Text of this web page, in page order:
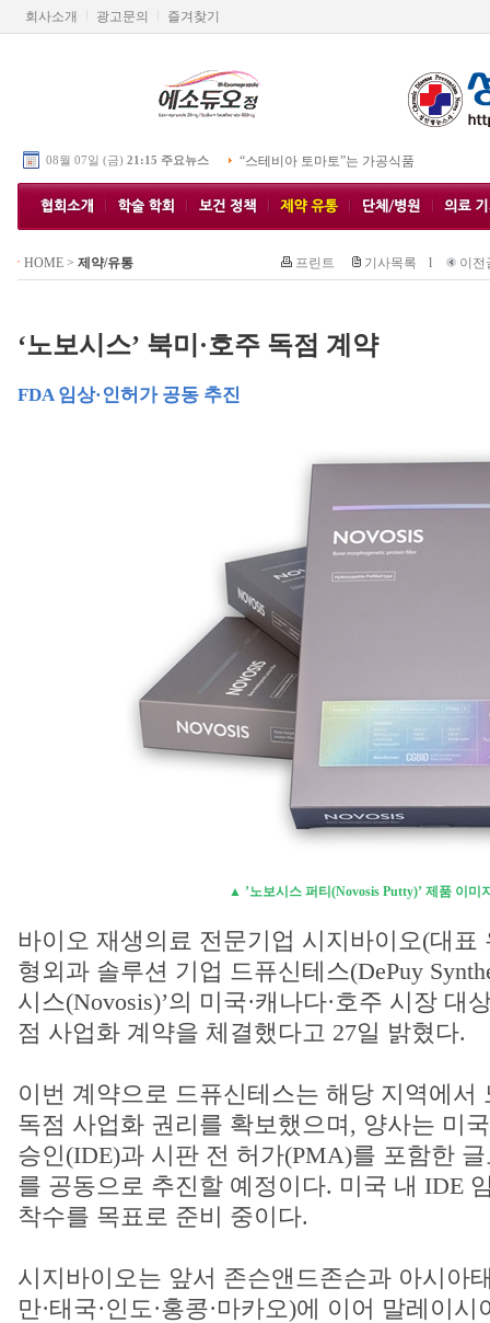
회사소개 광고문의 즐겨찾기
08월 07일 (금) 21:15 주요뉴스 “스테비아 토마토”는 가공식품
HOME> 제약/유통 프린트 기사목록 l 이전
‘노보시스’ 북미·호주 독점 계약
FDA 임상·인허가 공동 추진
▲ ’노보시스 퍼티(Novosis Putty)’ 제품 이미
바이오 재생의료 전문기업 시지바이오(대표
형외과 솔루션 기업 드퓨신테스(DePuy
시스(Novosis)’의 미국·캐나다·호주 시장 대
점 사업화 계약을 체결했다고 27일 밝혔다.
이번 계약으로 드퓨신테스는 해당 지역에서
독점 사업화 권리를 확보했으며, 양사는 미
승인(IDE)과 시판 전 허가(PMA)를 포함한
를 공동으로 추진할 예정이다. 미국 내 IDE
착수를 목표로 준비 중이다.
시지바이오는 앞서 존슨앤드존슨과 아시아
만·태국·인도·홍콩·마카오)에 이어 말레이